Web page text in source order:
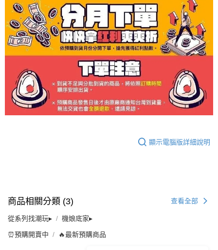
顯示電腦版詳細說明
商品相關分類 (3) 查看全部
從系列找潮玩▸ 機娘底家▸
⏰預購開賣中 🔥最新預購商品